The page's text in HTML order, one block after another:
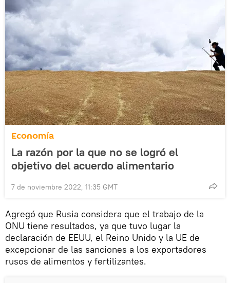
Economía
La razón por la que no se logró el
objetivo del acuerdo alimentario
7 de noviembre 2022, 11:35 GMT
Agregó que Rusia considera que el trabajo de la
ONU tiene resultados, ya que tuvo lugar la
declaración de EEUU, el Reino Unido y la UE de
excepcionar de las sanciones a los exportadores
rusos de alimentos y fertilizantes.